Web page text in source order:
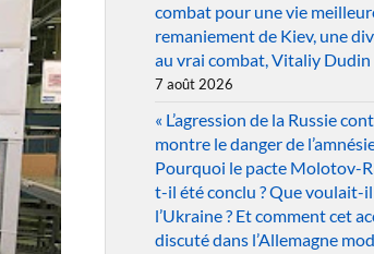
combat pour une vie
remaniement de Kiev, une
au vrai combat, Vitaliy Dudin
7 août 2026
« L’agression de la Russie
montre le danger de
Pourquoi le pacte Molotov-
t-il été conclu ? Que voulait-
l’Ukraine ? Et comment cet
discuté dans l’Allemagne